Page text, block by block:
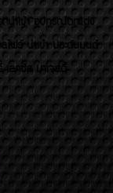
นำเข้า อุปกรณ์ตกแต่ง
ฟร์ นำเข้า ประดับยนต์
เลกซัส มาเจสตี้